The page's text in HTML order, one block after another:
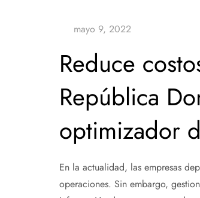
Reduce
República
optimizador
En la actualidad, las empresas
operaciones. Sin embargo,